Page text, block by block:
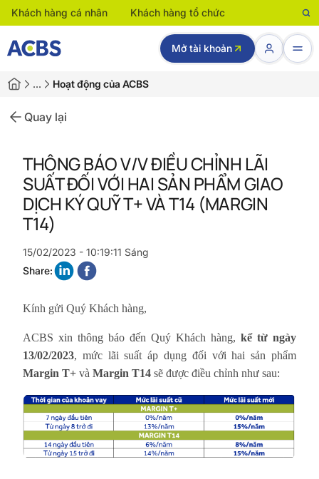
Khách hàng cá nhân Khách hàng tổ chức
Mở tài khoản
… Hoạt động của ACBS
Quay lại
THÔNG BÁO V/V ĐIỀU CHỈNH LÃI
SUẤT ĐỐI VỚI HAI SẢN PHẨM GIAO
DỊCH KÝ QUỸ T+ VÀ T14 (MARGIN
T14)
15/02/2023 - 10:19:11 Sáng
Share:
Kính gửi Quý Khách hàng,
ACBS xin thông báo đến Quý Khách hàng, kể từ ngày
13/02/2023, mức lãi suất áp dụng đối với hai sản phẩm
Margin T+ và Margin T14 sẽ được điều chỉnh như sau: